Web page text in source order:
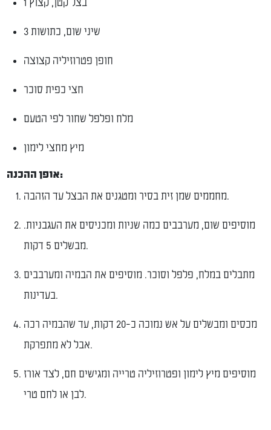
1 בצל קטן, קצוץ
3 שיני שום, כתושות
חופן פטרוזיליה קצוצה
חצי כפית סוכר
מלח ופלפל שחור לפי הטעם
מיץ מחצי לימון
אופן ההכנה:
מחממים שמן זית בסיר ומטגנים את הבצל עד הזהבה.
מוסיפים שום, מערבבים כמה שניות ומכניסים את העגבניות.
מבשלים 5 דקות.
מתבלים במלח, פלפל וסוכר. מוסיפים את הבמיה ומערבבים
בעדינות.
מכסים ומבשלים על אש נמוכה כ-20 דקות, עד שהבמיה רכה
אבל לא מתפרקת.
מוסיפים מיץ לימון ופטרוזיליה טרייה ומגישים חם, לצד אורז
לבן או לחם טרי.